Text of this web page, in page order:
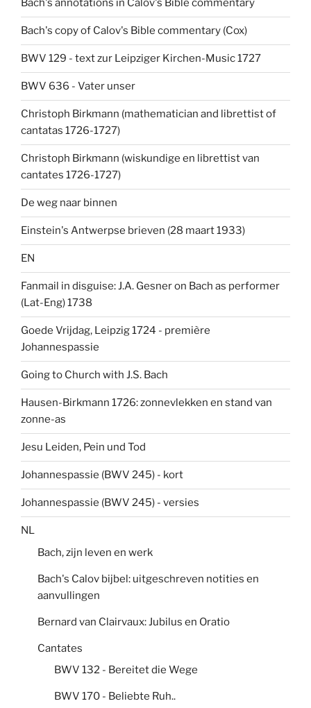
Bach's annotations in Calov's Bible commentary
Bach's copy of Calov's Bible commentary (Cox)
BWV 129 - text zur Leipziger Kirchen-Music 1727
BWV 636 - Vater unser
Christoph Birkmann (mathematician and librettist of
cantatas 1726-1727)
Christoph Birkmann (wiskundige en librettist van
cantates 1726-1727)
De weg naar binnen
Einstein's Antwerpse brieven (28 maart 1933)
EN
Fanmail in disguise: J.A. Gesner on Bach as performer
(Lat-Eng) 1738
Goede Vrijdag, Leipzig 1724 - première
Johannespassie
Going to Church with J.S. Bach
Hausen-Birkmann 1726: zonnevlekken en stand van
zonne-as
Jesu Leiden, Pein und Tod
Johannespassie (BWV 245) - kort
Johannespassie (BWV 245) - versies
NL
Bach, zijn leven en werk
Bach's Calov bijbel: uitgeschreven notities en
aanvullingen
Bernard van Clairvaux: Jubilus en Oratio
Cantates
BWV 132 - Bereitet die Wege
BWV 170 - Beliebte Ruh..